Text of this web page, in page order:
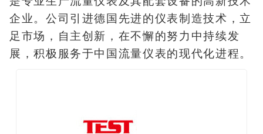
企业。公司引进德国先进的仪表制造技术，立
足市场，自主创新，在不懈的努力中持续发
展，积极服务于中国流量仪表的现代化进程。